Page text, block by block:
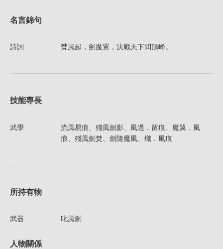
名言錦句
詩詞 焚風起，劍魔翼，決戰天下問頂峰。
技能專長
武學
流風易痕、殘風劍影、風過．留痕、魔翼．風
痕、殘風劍焚、劍隨魔風、熾．風痕
所持有物
武器 叱風劍
人物關係